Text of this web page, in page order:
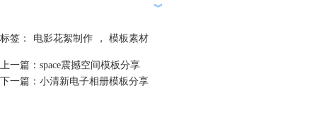
︾
标签： 电影花絮制作 ， 模板素材
上一篇： space震撼空间模板分享
下一篇： 小清新电子相册模板分享